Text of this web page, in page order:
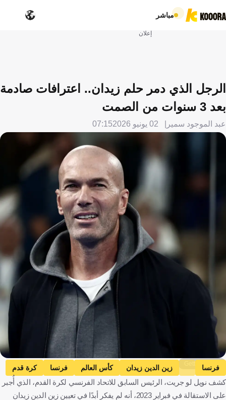
مباشر
إعلان
الرجل الذي دمر حلم زيدان.. اعترافات صادمة
بعد 3 سنوات من الصمت
عبد الموجود سمير 02 يونيو 2026 07:15
Getty Images
فرنسا زين الدين زيدان كأس العالم فرنسا كرة قدم
كشف نويل لو جريت، الرئيس السابق للاتحاد الفرنسي لكرة القدم، الذي أُجبر
على الاستقالة في فبراير 2023، أنه لم يفكر أبدًا في تعيين زين الدين زيدان